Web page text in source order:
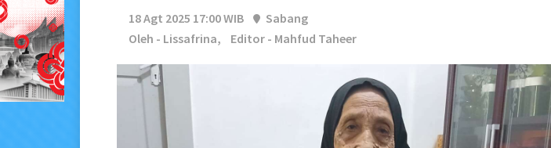
18 Agt 2025 17:00 WIB
Sabang
Oleh - Lissafrina,
Editor - Mahfud Taheer